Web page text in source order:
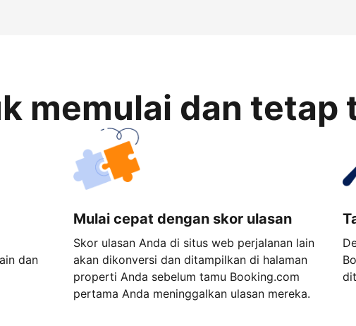
memulai dan tetap
dan
Mulai cepat dengan skor ulasan
Skor ulasan Anda di situs web perjalanan lain
akan dikonversi dan ditampilkan di halaman
properti Anda sebelum tamu Booking.com
pertama Anda meninggalkan ulasan mereka.